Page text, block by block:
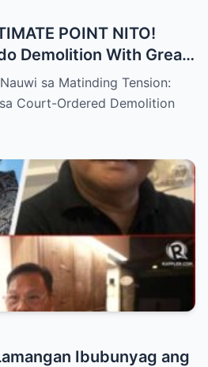
POINT NITO!
Demolition With Great
Protest Court
sa Matinding Tension:
Court-Ordered Demolition
Ibubunyag ang